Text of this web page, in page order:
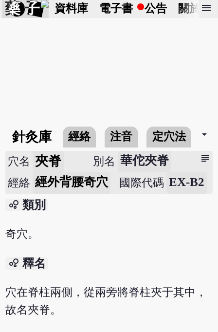
藥 子 資料庫 電子書 公告 關於 menu
針灸庫 經絡 注音 定穴法 arrow_drop_down
subject
穴名 夾脊 別名 華佗夾脊
經絡 經外背腰奇穴 國際代碼 EX-B2
bubble_chart 類別
奇穴。
bubble_chart 釋名
穴在脊柱兩側，從兩旁將脊柱夾于其中，
故名夾脊。